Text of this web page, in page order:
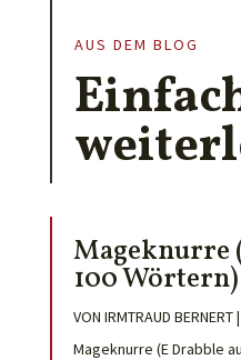
AUS DEM BLOG
Mageknurre
100 Wörtern)
VON IRMTRAUD BERNERT|
Mageknurre (E Drabble